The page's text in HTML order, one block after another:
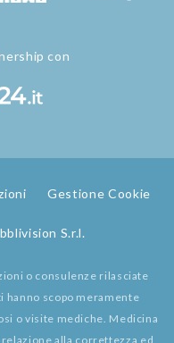
con
Gestione Cookie
S.r.l.
o consulenze rilasciate
hanno scopo meramente
o visite mediche. Medicina
alla correttezza ed